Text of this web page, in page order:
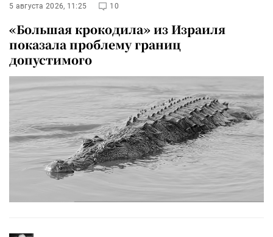
5 августа 2026, 11:25 10
«Большая крокодила» из Израиля
показала проблему границ
допустимого